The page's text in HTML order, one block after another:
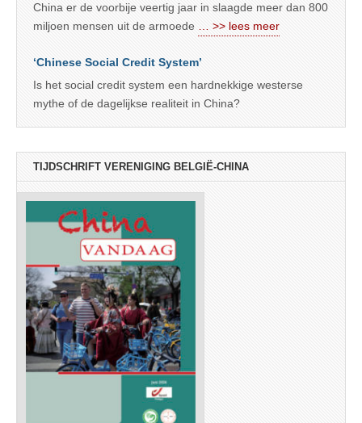
China er de voorbije veertig jaar in slaagde meer dan 800
miljoen mensen uit de armoede
… >> lees meer
‘Chinese Social Credit System’
Is het social credit system een hardnekkige westerse
mythe of de dagelijkse realiteit in China?
TIJDSCHRIFT VERENIGING BELGIË-CHINA